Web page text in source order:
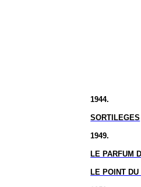
1944.
SORTILEGES
1949.
LE PARFUM
LE POINT DU